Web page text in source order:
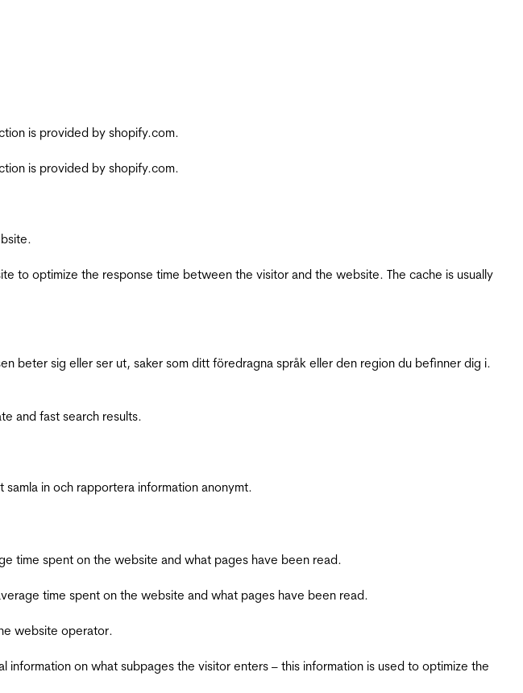
is provided by shopify.com.
is provided by shopify.com.
to optimize the response time between the visitor and the website. The cache is usually
beter sig eller ser ut, saker som ditt föredragna språk eller den region du befinner dig i.
and fast search results.
in och rapportera information anonymt.
time spent on the website and what pages have been read.
time spent on the website and what pages have been read.
website operator.
information on what subpages the visitor enters – this information is used to optimize the